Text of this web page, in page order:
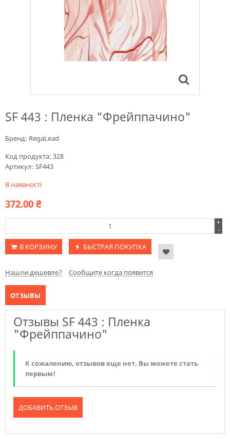
SF 443 : Пленка "Фрейппачино"
Бренд: RegaLead
Код продукта: 328
Артикул: SF443
В наявності
372.00₴
+
-
В КОРЗИНУ
БЫСТРАЯ ПОКУПКА
Нашли дешевле? Сообщите когда появится
ОТЗЫВЫ
Отзывы SF 443 : Пленка
"Фрейппачино"
К сожалению, отзывов еще нет, Вы можете стать
первым!
ДОБАВИТЬ ОТЗЫВ